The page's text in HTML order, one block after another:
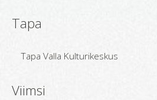
Tapa
Tapa Valla Kulturikeskus
Viimsi